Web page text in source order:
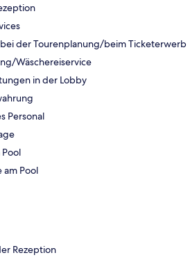
der Tourenplanung/beim Ticketerwerb
Wäschereiservice
in der Lobby
Personal
am Pool
Rezeption